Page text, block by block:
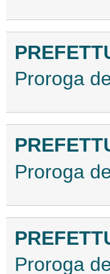
Proroga
Proroga
Proroga